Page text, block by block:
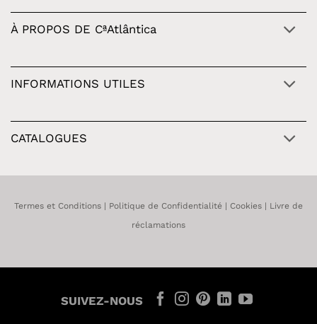
À PROPOS DE CªAtlântica
INFORMATIONS UTILES
CATALOGUES
Termes et Conditions Politique de Confidentialité Cookies
Livre de
réclamations
SUIVEZ-NOUS